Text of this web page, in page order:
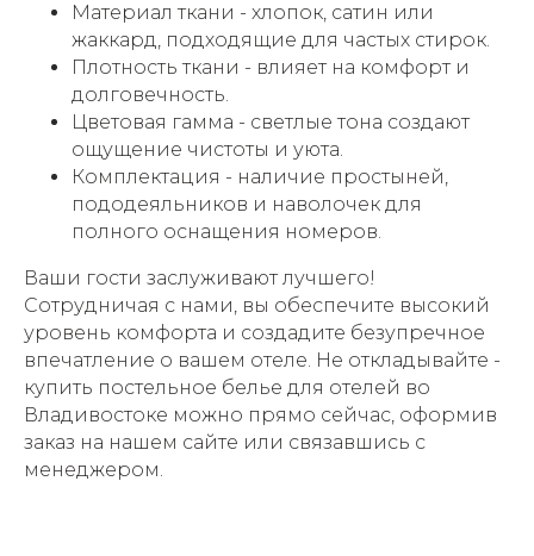
Материал ткани - хлопок, сатин или
жаккард, подходящие для частых стирок.
Плотность ткани - влияет на комфорт и
долговечность.
Цветовая гамма - светлые тона создают
ощущение чистоты и уюта.
Комплектация - наличие простыней,
пододеяльников и наволочек для
полного оснащения номеров.
Ваши гости заслуживают лучшего!
Сотрудничая с нами, вы обеспечите высокий
уровень комфорта и создадите безупречное
впечатление о вашем отеле. Не откладывайте -
купить постельное белье для отелей во
Владивостоке можно прямо сейчас, оформив
заказ на нашем сайте или связавшись с
менеджером.